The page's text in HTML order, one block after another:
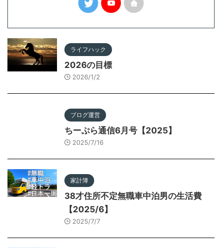
ライフハック
2026の目標
2026/1/2
ブログ運営
ちーぷら通信6月号【2025】
2025/7/16
家計簿
38才住所不定無職車中泊男の生活費
【2025/6】
2025/7/7